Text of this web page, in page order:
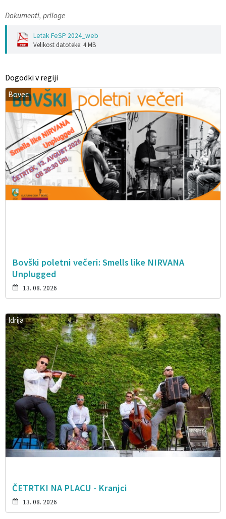
Dokumenti, priloge
Letak FeSP 2024_web
Velikost datoteke: 4 MB
Dogodki v regiji
Bovec
Bovški poletni večeri: Smells like NIRVANA
Unplugged
13. 08. 2026
Idrija
ČETRTKI NA PLACU - Kranjci
13. 08. 2026